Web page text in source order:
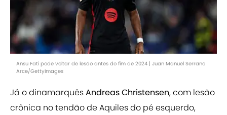
Ansu Fati pode voltar de lesão antes do fim de 2024 | Juan Manuel Serrano
Arce/GettyImages
Já o dinamarquêsAndreasChristensen, com lesão
crônica no tendão de Aquiles do pé esquerdo,